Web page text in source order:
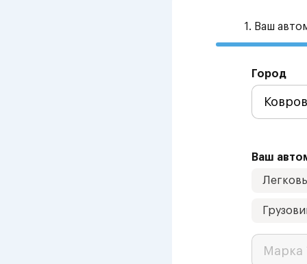
1. Ваш
Город
Ваш
Марка